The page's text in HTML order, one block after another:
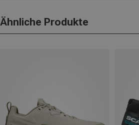
Ähnliche Produkte